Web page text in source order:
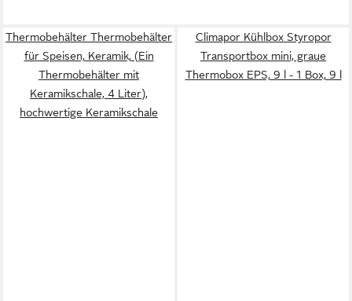
Thermobehälter Thermobehälter
für Speisen, Keramik, (Ein
Thermobehälter mit
Keramikschale, 4 Liter),
hochwertige Keramikschale
Climapor Kühlbox Styropor
Transportbox mini, graue
Thermobox EPS, 9 l - 1 Box, 9 l